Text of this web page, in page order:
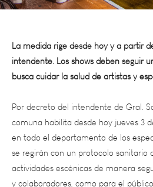
La medida rige desde hoy y a
intendente. Los shows deben seguir un
busca cuidar la salud de artistas y
Por decreto del intendente de Gral.
comuna habilita desde hoy jueves 3
en todo el departamento de los
se regirán con un protocolo
actividades escénicas de manera
y colaboradores, como para el